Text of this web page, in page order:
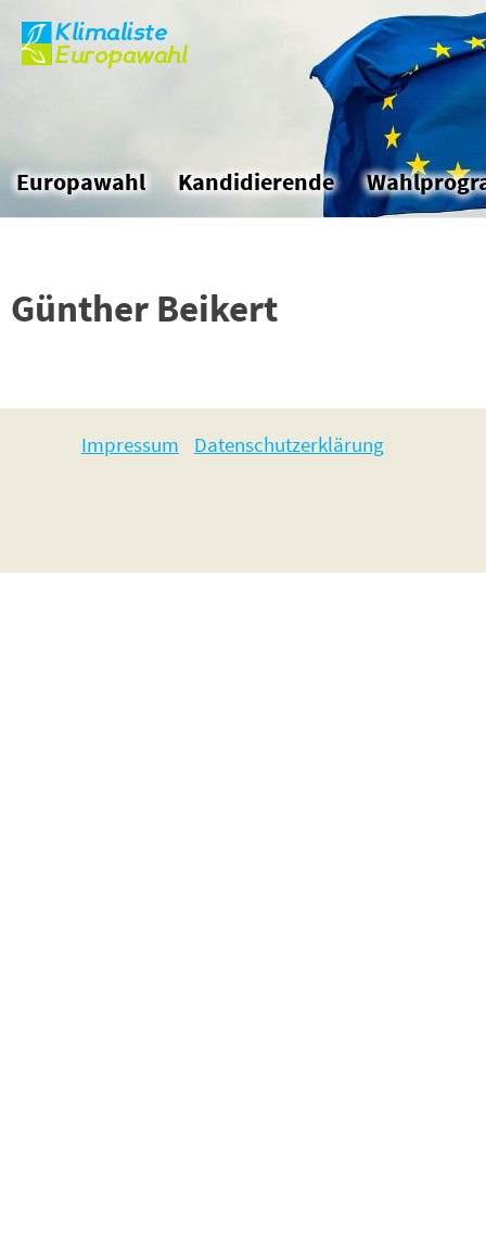
Skip
Klimaliste
Europawahl
Europawahl Kandidierende
Günther Beikert
Impressum Datenschutzerklärung